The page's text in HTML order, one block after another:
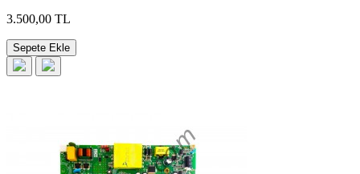
3.500,00 TL
Sepete Ekle